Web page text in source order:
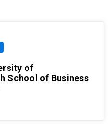
of
School of Business